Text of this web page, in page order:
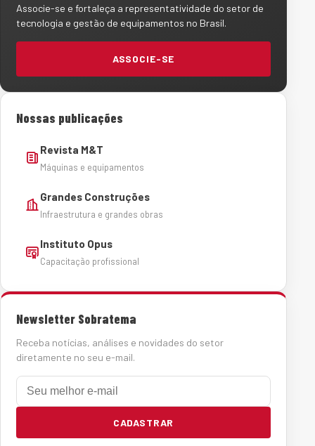
Associe-se e fortaleça a representatividade do setor de
tecnologia e gestão de equipamentos no Brasil.
ASSOCIE-SE
Nossas publicações
Revista M&T
Máquinas e equipamentos
Grandes Construções
Infraestrutura e grandes obras
Instituto Opus
Capacitação profissional
Newsletter Sobratema
Receba notícias, análises e novidades do setor
diretamente no seu e-mail.
E-mail
CADASTRAR